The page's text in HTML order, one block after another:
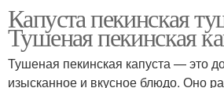
Капуста пекинская
Тушеная пекинская
Тушеная пекинская капуста — это
изысканное и вкусное блюдо. Оно